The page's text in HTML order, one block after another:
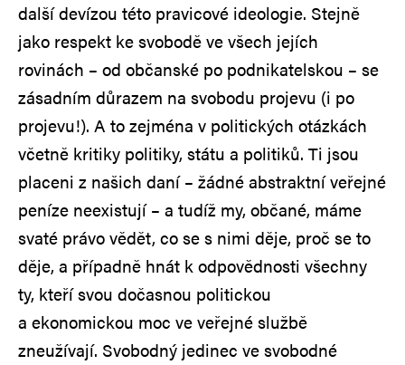
další devízou této pravicové ideologie. Stejně
jako respekt ke svobodě ve všech jejích
rovinách – od občanské po podnikatelskou – se
zásadním důrazem na svobodu projevu (i po
projevu!). A to zejména v politických otázkách
včetně kritiky politiky, státu a politiků. Ti jsou
placeni z našich daní – žádné abstraktní veřejné
peníze neexistují – a tudíž my, občané, máme
svaté právo vědět, co se s nimi děje, proč se to
děje, a případně hnát k odpovědnosti všechny
ty, kteří svou dočasnou politickou
a ekonomickou moc ve veřejné službě
zneužívají. Svobodný jedinec ve svobodné